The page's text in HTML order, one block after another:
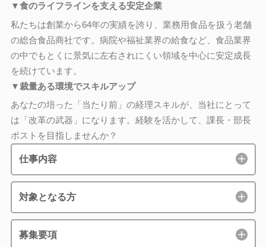
▼食のライフラインを支える安定企業
私たちは創業から64年の実績を誇り、業務用食品を扱う老舗
の総合食品商社です。病院や福祉業界の給食など、食品業界
の中でもとくに景気に左右されにくい領域を中心に安定成長
を続けています。
▼裁量ある環境でスキルアップ
あなたの培った「当たり前」の経理スキルが、当社にとって
は「改革の武器」になります。経験を活かして、課長・部長
ポストを目指しませんか？
仕事内容
対象となる方
募集要項